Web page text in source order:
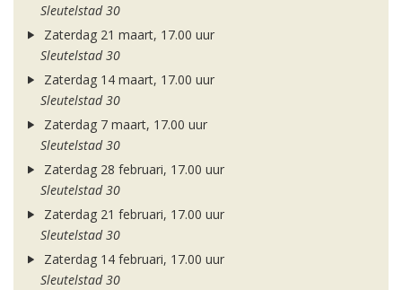
Sleutelstad 30
Zaterdag 21 maart, 17.00 uur
Sleutelstad 30
Zaterdag 14 maart, 17.00 uur
Sleutelstad 30
Zaterdag 7 maart, 17.00 uur
Sleutelstad 30
Zaterdag 28 februari, 17.00 uur
Sleutelstad 30
Zaterdag 21 februari, 17.00 uur
Sleutelstad 30
Zaterdag 14 februari, 17.00 uur
Sleutelstad 30